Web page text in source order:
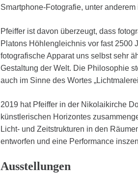
Smartphone-Fotografie, unter
Pfeiffer ist davon überzeugt, dass
Platons Höhlengleichnis vor fast 2500
fotografische Apparat uns selbst sehr
Gestaltung der Welt. Die Philosophie
auch im Sinne des Wortes
2019 hat Pfeiffer in der Nikolaikirche
künstlerischen Horizontes
Licht- und Zeitstrukturen in den
entworfen und eine Performance
Ausstellungen